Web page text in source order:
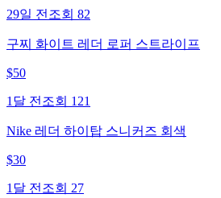
29일 전 조회 82
구찌 화이트 레더 로퍼 스트라이프
$50
1달 전 조회 121
Nike 레더 하이탑 스니커즈 회색
$30
1달 전 조회 27